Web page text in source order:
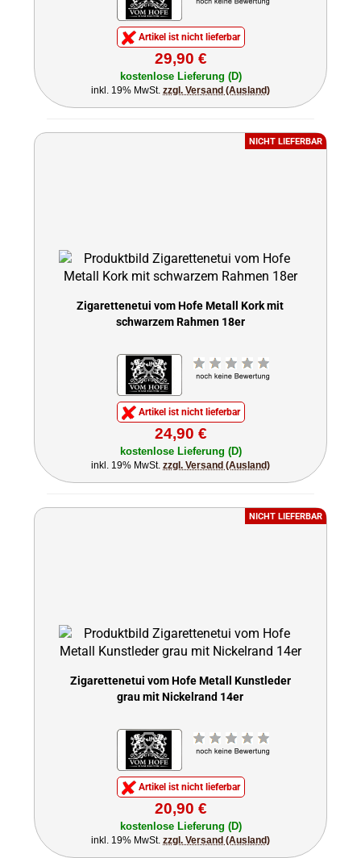
Artikel ist nicht lieferbar
29,90 €
kostenlose Lieferung (D)
inkl. 19% MwSt. zzgl. Versand (Ausland)
NICHT LIEFERBAR
Zigarettenetui vom Hofe Metall Kork mit
schwarzem Rahmen 18er
Artikel ist nicht lieferbar
24,90 €
kostenlose Lieferung (D)
inkl. 19% MwSt. zzgl. Versand (Ausland)
NICHT LIEFERBAR
Zigarettenetui vom Hofe Metall Kunstleder
grau mit Nickelrand 14er
Artikel ist nicht lieferbar
20,90 €
kostenlose Lieferung (D)
inkl. 19% MwSt. zzgl. Versand (Ausland)